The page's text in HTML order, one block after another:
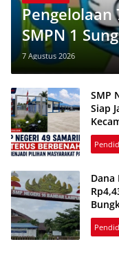
Pengelolaan
SMPN 1
7 Agustus 2026
SMP
Siap
Dana